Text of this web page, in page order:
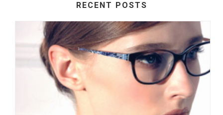
RECENT POSTS